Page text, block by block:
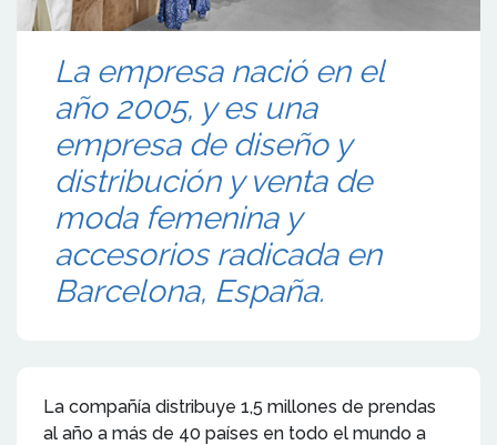
La empresa nació en el
año 2005, y es una
empresa de diseño y
distribución y venta de
moda femenina y
accesorios radicada en
Barcelona, España.
La compañía distribuye 1,5 millones de prendas
al año a más de 40 países en todo el mundo a